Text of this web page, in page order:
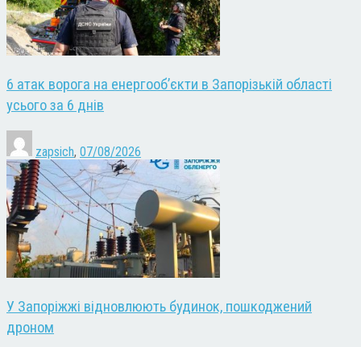
6 атак ворога на енергооб’єкти в Запорізькій області
усього за 6 днів
zapsich, 07/08/2026
У Запоріжжі відновлюють будинок, пошкоджений
дроном